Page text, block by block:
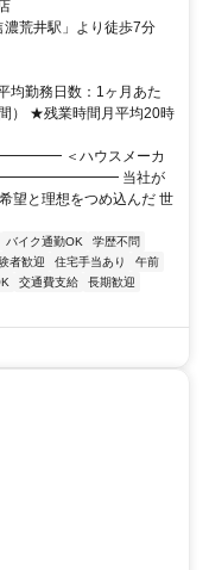
荒井駅」より徒歩7分
均勤務日数：1ヶ月あた
） ★残業時間月平均20時
＜ハウスメーカ
当社が
望と理想をつめ込んだ 世
バイク通勤OK
学歴不問
者歓迎 住宅手当あり
午前
交通費支給
長期歓迎